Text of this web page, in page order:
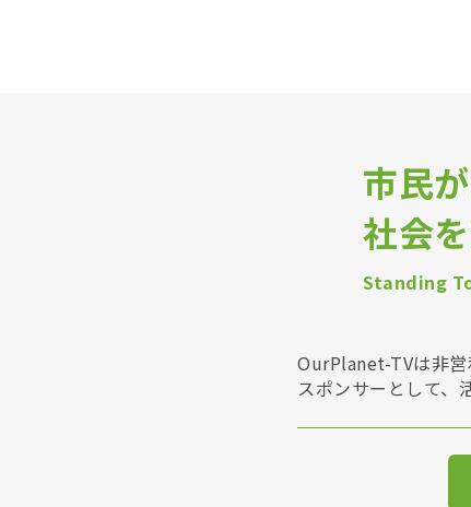
市民
社会
Standing
OurPlanet-TVは非営
スポンサーとして、